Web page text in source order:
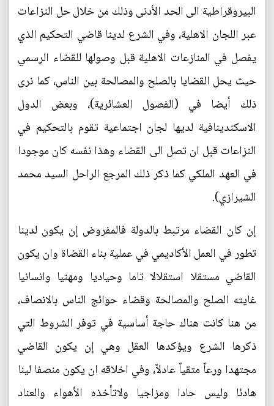
البيروقراطية الى الحد الأدنى وذلك من خلال حل النزاعات
عبر اللجان الاهلية، وفي الشرع لدينا قاضي التحكيم الذي
يفصل في المنازعات الاهلية قبل وصولها للقضاء الرسمي
حيث يحل القضايا بالصلح والمصالحة بين الناس، كما نرى
ذلك أيضا في (الفصول العشائرية)، وبعض الدول
الاسكندينافية لديها لجان اجتماعية تقوم بالتحكيم في
النزاعات قبل ان تصل الى القضاء وهذا نفسه كان موجودا
في العهد الملكي كما ذكر ذلك المرجع الراحل السيد محمد
الشيرازي).
إن كان القضاء مرتبط بالدولة فالمفروض إن يكون لدينا
تطور في العمل الأكاديمي في عملية بناء القضاة وان يكون
القاضي مستقلا استقلالا تاما وحياديا ومهنيا وانسانيا
غايته الصلح والمصالحة وقضاء حوائج الناس بالانصاف،
من هنا كانت هناك حاجة أساسية في توفر الشروط التي
ذكرها الشرع ويؤكدها العقل وهي إن يكون القاضي
مجتهدا ورعاً متقياً عادلاً، وفي اخلاقه ان يكون منصفا لينا
هادئا وليس حادا ومزاجيا ولاتأخذه الأهواء والعناد